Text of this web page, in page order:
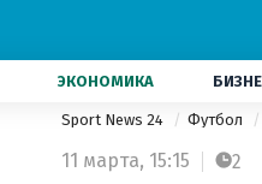
ЭКОНОМИКА
Sport News 24 Футбол
11 марта, 15:15 2